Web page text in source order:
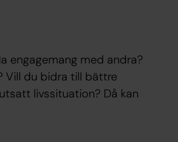
engagemang med andra?
Vill du bidra till bättre
livssituation? Då kan